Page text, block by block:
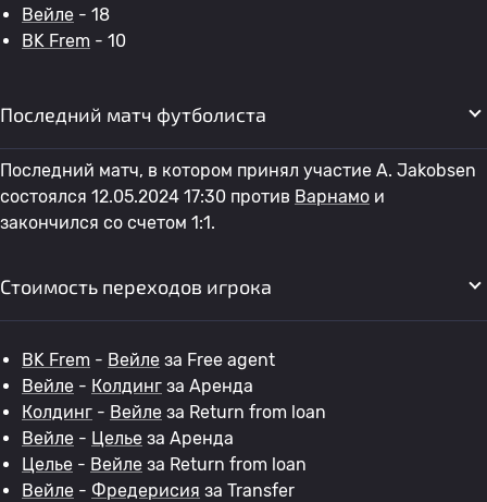
Вейле - 18
BK Frem - 10
Последний матч футболиста
Последний матч, в котором принял участие A. Jakobsen
состоялся 12.05.2024 17:30 против Варнамо и
закончился со счетом 1:1.
Стоимость переходов игрока
BK Frem - Вейле за Free agent
Вейле - Колдинг за Аренда
Колдинг - Вейле за Return from loan
Вейле - Целье за Аренда
Целье - Вейле за Return from loan
Вейле - Фредерисия за Transfer